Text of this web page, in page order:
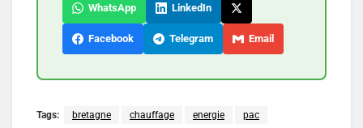
WhatsApp LinkedIn
Facebook Telegram Email
Tags: bretagne chauffage energie pac